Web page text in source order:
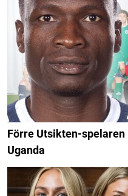
Förre Utsikten-spelaren
Uganda